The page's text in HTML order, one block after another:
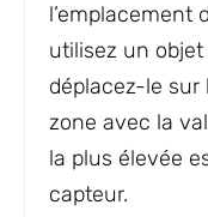
l’emplacement
utilisez un
déplacez-le sur
zone avec la
la plus élevée
capteur.